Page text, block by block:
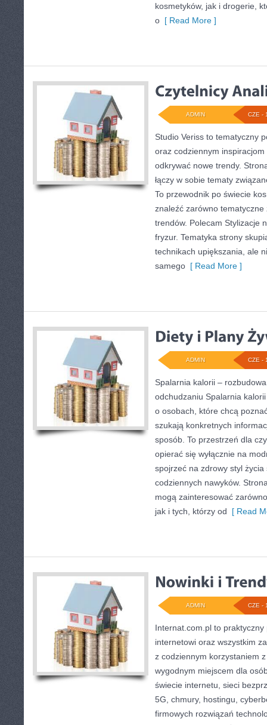
kosmetyków, jak i drogerie,
o [ Read More ]
CZE -
ADMIN
Studio Veriss to tematyczny
oraz codziennym
odkrywać nowe trendy.
łączy w sobie tematy
To przewodnik po świecie
znaleźć zarówno
trendów. Polecam Stylizacje
fryzur. Tematyka strony
technikach upiększania, ale
samego [ Read More ]
CZE -
ADMIN
Spalarnia kalorii –
odchudzaniu Spalarnia
o osobach, które chcą
szukają konkretnych
sposób. To przestrzeń dla
opierać się wyłącznie na
spojrzeć na zdrowy styl
codziennych nawyków.
mogą zainteresować
jak i tych, którzy od [ Read
CZE -
ADMIN
Internat.com.pl to
internetowi oraz wszystkim
z codziennym korzystaniem
wygodnym miejscem dla
świecie internetu, sieci
5G, chmury, hostingu,
firmowych rozwiązań